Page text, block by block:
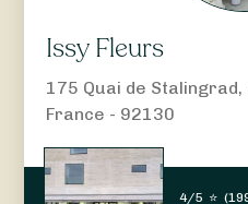
Issy Fleurs
175 Quai de
France - 92130
4/5 ⭐ (